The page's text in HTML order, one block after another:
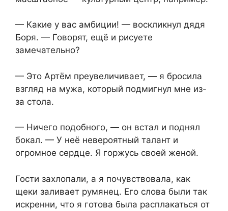
— Какие у вас амбиции! — воскликнул дядя
Боря. — Говорят, ещё и рисуете
замечательно?
— Это Артём преувеличивает, — я бросила
взгляд на мужа, который подмигнул мне из-
за стола.
— Ничего подобного, — он встал и поднял
бокал. — У неё невероятный талант и
огромное сердце. Я горжусь своей женой.
Гости захлопали, а я почувствовала, как
щеки заливает румянец. Его слова были так
искренни, что я готова была расплакаться от